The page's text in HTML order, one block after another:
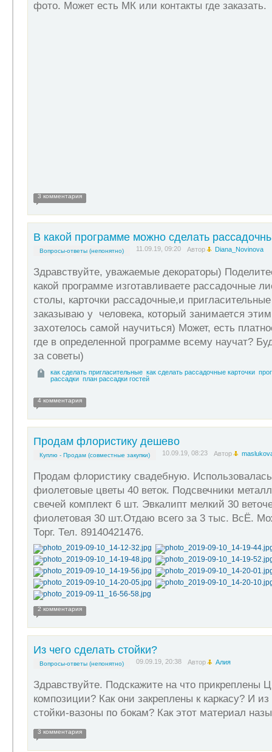
фото. Может есть МК или контакты где заказать.
3 комментария
В какой программе можно сделать
Вопросы-ответы (непонятно) 11.09.19, 09:20 Автор Diana_Novinova
Здравствуйте, уважаемые декораторы)
какой программе изготавливаете рассадочные
столы, карточки рассадочные,и
заказываю у человека, который занимается
захотелось самой научиться) Может, есть
где в определенной программе всему научат?
за советы)
как сделать пригласительные как сделать рассадочные карточки
рассадки план рассадки гостей
4 комментария
Продам флористику дешево
Куплю - Продам (совместные закупки) 10.09.19, 08:23 Автор
Продам флористику свадебную.
фиолетовые цветы 40 веток. Подсвечники
свечей комплект 6 шт. Эвкалипт мелкий 30
фиолетовая 30 шт.Отдаю всего за 3 тыс. ВсЁ.
Торг. Тел. 89140421476.
2 комментария
Из чего сделать стойки?
Вопросы-ответы (непонятно) 09.09.19, 20:38 Автор Алия
Здравствуйте. Подскажите на что прикреплены
композиции? Как они закреплены к каркасу? И
стойки-вазоны по бокам? Как этот материал
3 комментария